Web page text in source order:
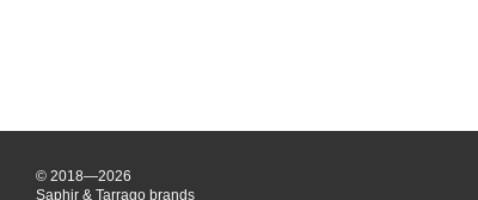
© 2018—2026
Saphir & Tarrago brands